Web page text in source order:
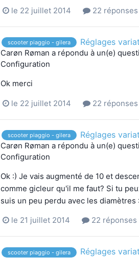
le 22 juillet 2014 22 réponses
scooter piaggio - gilera Réglages
Carøn Røman a répondu à un(e)
Configuration
Ok merci
le 22 juillet 2014 22 réponses
scooter piaggio - gilera Réglages
Carøn Røman a répondu à un(e)
Configuration
Ok :) Je vais augmenté de 10 et
comme gicleur qu'il me faut? Si tu
suis un peu perdu avec les diamètres :|
le 21 juillet 2014 22 réponses
scooter piaggio - gilera Réglages